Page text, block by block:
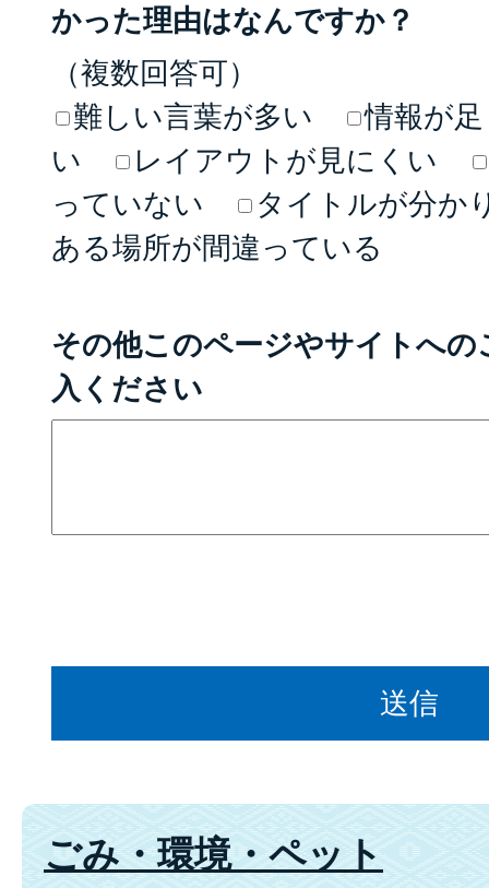
かった理由はなんですか？
（複数回答可）
難しい言葉が多い
情報が
い
レイアウトが見にくい
っていない
タイトルが分か
ある場所が間違っている
その他このページやサイトへ
入ください
ごみ・環境・ペット